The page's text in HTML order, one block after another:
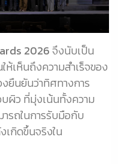
2026จึงนับเป็น
ห้เห็นถึงความสำเร็จของ
ยืนยันว่าทิศทางการ
ผิว ที่มุ่งเน้นทั้งความ
รถในการรับมือกับ
เกิดขึ้นจริงใน